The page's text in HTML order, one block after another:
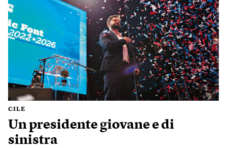
CILE
Un presidente giovane e di
sinistra